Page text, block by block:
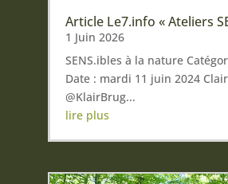
Article Le7.info « Ateliers
1 Juin 2026
SENS.ibles à la nature
Date : mardi 11 juin 2024
@KlairBrug...
lire plus